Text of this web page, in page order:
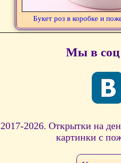
Букет роз в коробке и
Мы в соц
2017-2026. Открытки на
картинки с